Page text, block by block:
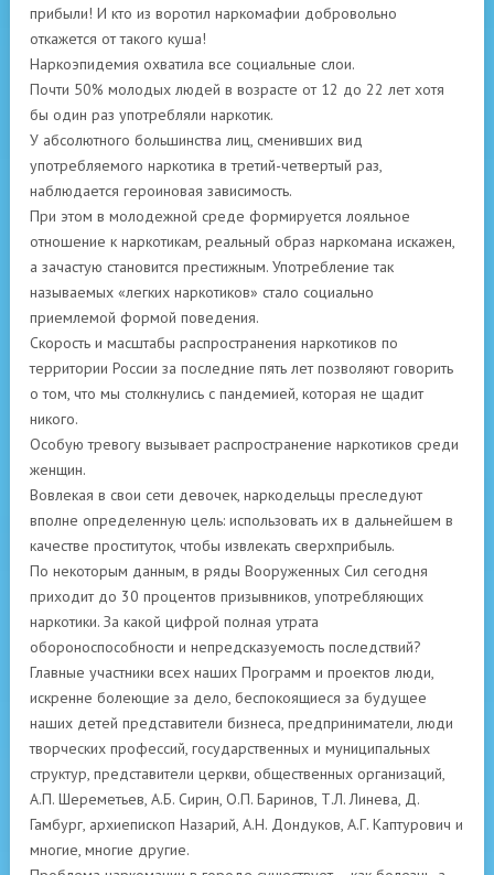
прибыли! И кто из воротил наркомафии добровольно
откажется от такого куша!
Наркоэпидемия охватила все социальные слои.
Почти 50% молодых людей в возрасте от 12 до 22 лет хотя
бы один раз употребляли наркотик.
У абсолютного большинства лиц, сменивших вид
употребляемого наркотика в третий-четвертый раз,
наблюдается героиновая зависимость.
При этом в молодежной среде формируется лояльное
отношение к наркотикам, реальный образ наркомана искажен,
а зачастую становится престижным. Употребление так
называемых «легких наркотиков» стало социально
приемлемой формой поведения.
Скорость и масштабы распространения наркотиков по
территории России за последние пять лет позволяют говорить
о том, что мы столкнулись с пандемией, которая не щадит
никого.
Особую тревогу вызывает распространение наркотиков среди
женщин.
Вовлекая в свои сети девочек, наркодельцы преследуют
вполне определенную цель: использовать их в дальнейшем в
качестве проституток, чтобы извлекать сверхприбыль.
По некоторым данным, в ряды Вооруженных Сил сегодня
приходит до 30 процентов призывников, употребляющих
наркотики. За какой цифрой полная утрата
обороноспособности и непредсказуемость последствий?
Главные участники всех наших Программ и проектов люди,
искренне болеющие за дело, беспокоящиеся за будущее
наших детей представители бизнеса, предприниматели, люди
творческих профессий, государственных и муниципальных
структур, представители церкви, общественных организаций,
А.П. Шереметьев, А.Б. Сирин, О.П. Баринов, Т.Л. Линева, Д.
Гамбург, архиепископ Назарий, А.Н. Дондуков, А.Г. Каптурович и
многие, многие другие.